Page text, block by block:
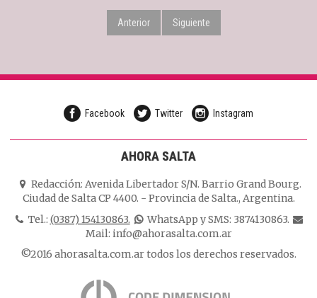
Anterior Siguiente
Facebook Twitter Instagram
AHORA SALTA
Redacción: Avenida Libertador S/N. Barrio Grand Bourg.
Ciudad de Salta CP 4400. - Provincia de Salta., Argentina.
Tel.: (0387) 154130863.
WhatsApp y SMS: 3874130863.
Mail: info@ahorasalta.com.ar
©2016 ahorasalta.com.ar todos los derechos reservados.